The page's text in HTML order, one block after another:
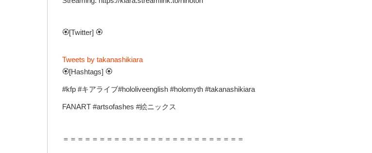
🏵️[Twitter] 🏵️
Tweets by takanashikiara
🏵️[Hashtags] 🏵️
#kfp #キアライブ#hololiveenglish #holomyth #takanashikiara
FANART #artsofashes #絵ニックス
＝＝＝＝＝＝＝＝＝＝＝＝＝＝＝＝＝＝＝＝＝＝＝＝＝